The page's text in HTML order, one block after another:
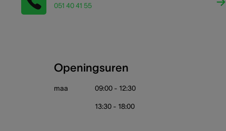
051 40 41 55
Openingsuren
maa 09:00 - 12:30
13:30 - 18:00